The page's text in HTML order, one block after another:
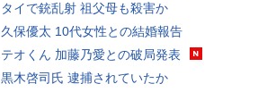
タイで銃乱射 祖父母も殺害か
久保優太 10代女性との結婚報告
テオくん 加藤乃愛との破局発表
黒木啓司氏 逮捕されていたか